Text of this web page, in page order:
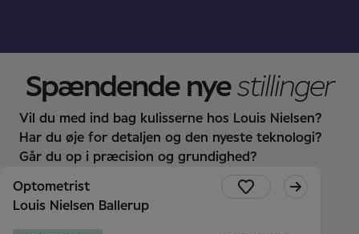
Spændende nyestillinger
Vil du med ind bag kulisserne hos Louis Nielsen?
Har du øje for detaljen og den nyeste teknologi?
Går du op i præcision og grundighed?
Optometrist
Louis Nielsen Ballerup